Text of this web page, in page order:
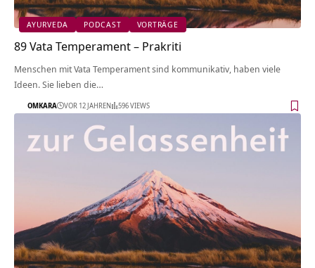
AYURVEDA PODCAST VORTRÄGE
89 Vata Temperament – Prakriti
Menschen mit Vata Temperament sind kommunikativ, haben viele
Ideen. Sie lieben die…
OMKARA VOR 12 JAHREN 596 VIEWS